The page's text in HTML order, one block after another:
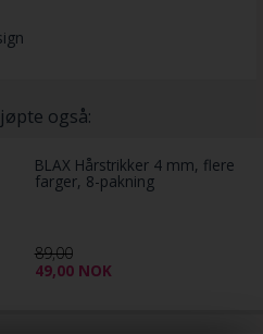
også:
BLAX Hårstrikker 4 mm, flere
farger, 8-pakning
89,00
49,00 NOK